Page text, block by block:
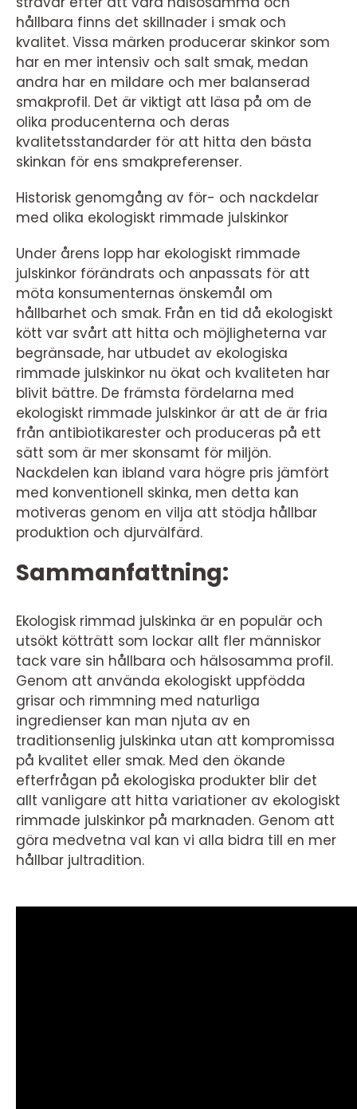
hållbara finns det skillnader i smak och
kvalitet. Vissa märken producerar skinkor som
har en mer intensiv och salt smak, medan
andra har en mildare och mer balanserad
smakprofil. Det är viktigt att läsa på om de
olika producenterna och deras
kvalitetsstandarder för att hitta den bästa
skinkan för ens smakpreferenser.
Historisk genomgång av för- och nackdelar
med olika ekologiskt rimmade julskinkor
Under årens lopp har ekologiskt rimmade
julskinkor förändrats och anpassats för att
möta konsumenternas önskemål om
hållbarhet och smak. Från en tid då ekologiskt
kött var svårt att hitta och möjligheterna var
begränsade, har utbudet av ekologiska
rimmade julskinkor nu ökat och kvaliteten har
blivit bättre. De främsta fördelarna med
ekologiskt rimmade julskinkor är att de är fria
från antibiotikarester och produceras på ett
sätt som är mer skonsamt för miljön.
Nackdelen kan ibland vara högre pris jämfört
med konventionell skinka, men detta kan
motiveras genom en vilja att stödja hållbar
produktion och djurvälfärd.
Sammanfattning:
Ekologisk rimmad julskinka är en populär och
utsökt kötträtt som lockar allt fler människor
tack vare sin hållbara och hälsosamma profil.
Genom att använda ekologiskt uppfödda
grisar och rimmning med naturliga
ingredienser kan man njuta av en
traditionsenlig julskinka utan att kompromissa
på kvalitet eller smak. Med den ökande
efterfrågan på ekologiska produkter blir det
allt vanligare att hitta variationer av ekologiskt
rimmade julskinkor på marknaden. Genom att
göra medvetna val kan vi alla bidra till en mer
hållbar jultradition.